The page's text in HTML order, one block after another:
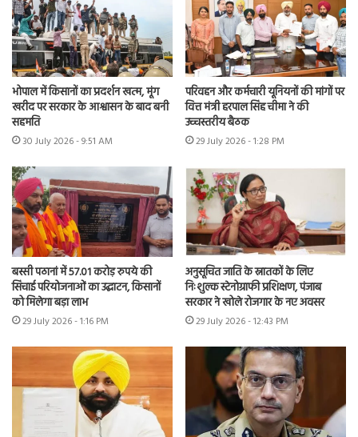
भोपाल में किसानों का प्रदर्शन खत्म, मूंग
खरीद पर सरकार के आश्वासन के बाद बनी
सहमति
30 July 2026 - 9:51 AM
परिवहन और कर्मचारी यूनियनों की मांगों पर
वित्त मंत्री हरपाल सिंह चीमा ने की
उच्चस्तरीय बैठक
29 July 2026 - 1:28 PM
बस्सी पठानां में 57.01 करोड़ रुपये की
सिंचाई परियोजनाओं का उद्घाटन, किसानों
को मिलेगा बड़ा लाभ
29 July 2026 - 1:16 PM
अनुसूचित जाति के स्नातकों के लिए
निःशुल्क स्टेनोग्राफी प्रशिक्षण, पंजाब
सरकार ने खोले रोजगार के नए अवसर
29 July 2026 - 12:43 PM